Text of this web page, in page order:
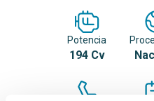
Potencia
194 Cv